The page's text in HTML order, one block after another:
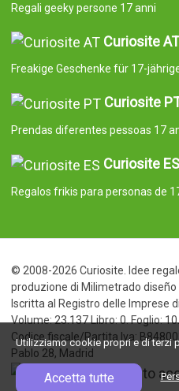
Regali geeky persone 17 anni
Curiosite AT
Freakige Geschenke für 17-
Curiosite
Prendas diferentes pessoas 17
Curiosite ES
Regalos frikis para personas de
© 2008-2026 Curiosite. Idee
produzione di Milimetrado diseño
Iscritta al Registro delle Imprese
Volume: 23.137 Libro: 0. Foglio:
Codice fiscale/Partita Iva:
Pablo 28, Madrid
Utilizziamo cookie propri e di terzi
Accetta tutte